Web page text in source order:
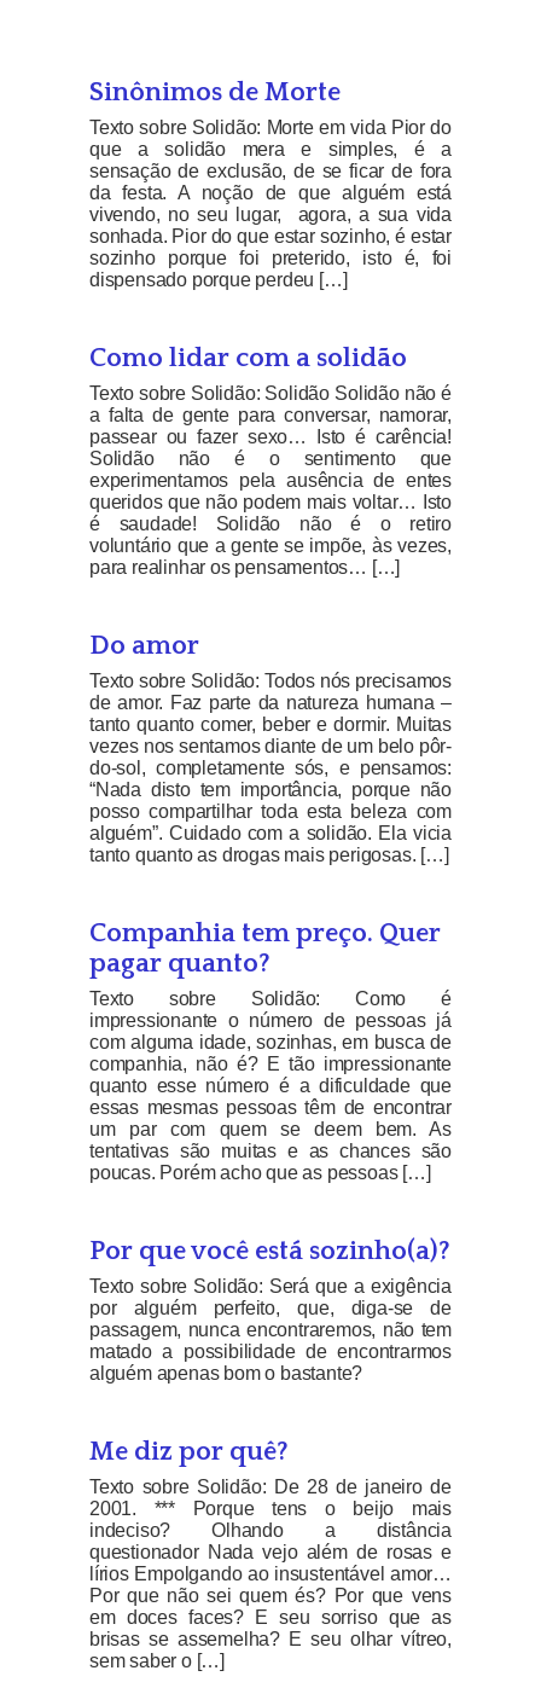
Sinônimos de Morte
Texto sobre Solidão: Morte em vida Pior do
que a solidão mera e simples, é a
sensação de exclusão, de se ficar de fora
da festa. A noção de que alguém está
vivendo, no seu lugar, agora, a sua vida
sonhada. Pior do que estar sozinho, é estar
sozinho porque foi preterido, isto é, foi
dispensado porque perdeu […]
Como lidar com a solidão
Texto sobre Solidão: Solidão Solidão não é
a falta de gente para conversar, namorar,
passear ou fazer sexo… Isto é carência!
Solidão não é o sentimento que
experimentamos pela ausência de entes
queridos que não podem mais voltar… Isto
é saudade! Solidão não é o retiro
voluntário que a gente se impõe, às vezes,
para realinhar os pensamentos… […]
Do amor
Texto sobre Solidão: Todos nós precisamos
de amor. Faz parte da natureza humana –
tanto quanto comer, beber e dormir. Muitas
vezes nos sentamos diante de um belo pôr-
do-sol, completamente sós, e pensamos:
“Nada disto tem importância, porque não
posso compartilhar toda esta beleza com
alguém”. Cuidado com a solidão. Ela vicia
tanto quanto as drogas mais perigosas. […]
Companhia tem preço. Quer
pagar quanto?
Texto sobre Solidão: Como é
impressionante o número de pessoas já
com alguma idade, sozinhas, em busca de
companhia, não é? E tão impressionante
quanto esse número é a dificuldade que
essas mesmas pessoas têm de encontrar
um par com quem se deem bem. As
tentativas são muitas e as chances são
poucas. Porém acho que as pessoas […]
Por que você está sozinho(a)?
Texto sobre Solidão: Será que a exigência
por alguém perfeito, que, diga-se de
passagem, nunca encontraremos, não tem
matado a possibilidade de encontrarmos
alguém apenas bom o bastante?
Me diz por quê?
Texto sobre Solidão: De 28 de janeiro de
2001. *** Porque tens o beijo mais
indeciso? Olhando a distância
questionador Nada vejo além de rosas e
lírios Empolgando ao insustentável amor…
Por que não sei quem és? Por que vens
em doces faces? E seu sorriso que as
brisas se assemelha? E seu olhar vítreo,
sem saber o […]